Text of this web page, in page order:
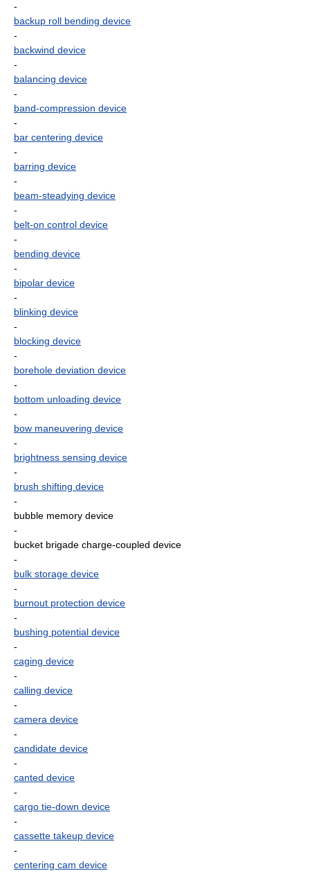
-
backup roll bending device
-
backwind device
-
balancing device
-
band-compression device
-
bar centering device
-
barring device
-
beam-steadying device
-
belt-on control device
-
bending device
-
bipolar device
-
blinking device
-
blocking device
-
borehole deviation device
-
bottom unloading device
-
bow maneuvering device
-
brightness sensing device
-
brush shifting device
-
bubble memory device
-
bucket brigade charge-coupled device
-
bulk storage device
-
burnout protection device
-
bushing potential device
-
caging device
-
calling device
-
camera device
-
candidate device
-
canted device
-
cargo tie-down device
-
cassette takeup device
-
centering cam device